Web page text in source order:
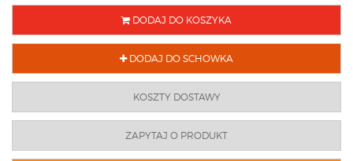
DODAJ DO KOSZYKA
DODAJ DO SCHOWKA
KOSZTY DOSTAWY
ZAPYTAJ O PRODUKT